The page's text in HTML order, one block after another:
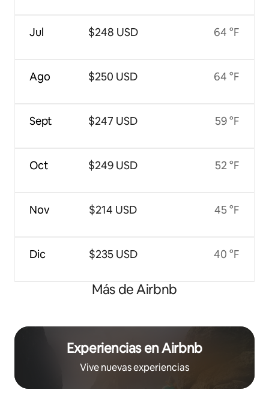
Jul
Ago
Sept
Oct
Nov
Dic
$248 USD
$250 USD
$247 USD
$249 USD
$214 USD
$235 USD
64 °F
64 °F
59 °F
52 °F
45 °F
40 °F
Más de Airbnb
Experiencias en Airbnb
Vive nuevas experiencias